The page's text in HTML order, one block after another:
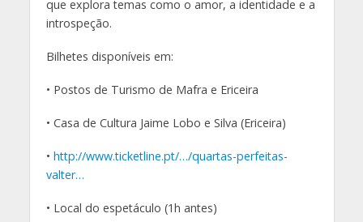
que explora temas como o amor, a identidade e a
introspeção.
Bilhetes disponíveis em:
• Postos de Turismo de Mafra e Ericeira
• Casa de Cultura Jaime Lobo e Silva (Ericeira)
• http://www.ticketline.pt/…/quartas-perfeitas-
valter…
• Local do espetáculo (1h antes)